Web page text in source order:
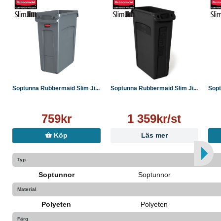
Soptunna Rubbermaid Slim Ji...
759kr
Köp
Soptunna Rubbermaid Slim Ji...
1 359kr/st
Läs mer
Typ
Soptunnor Soptunnor
Material
Polyeten Polyeten
Färg